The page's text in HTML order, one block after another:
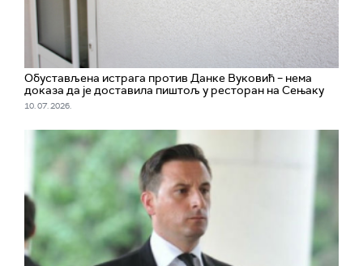
Обустављена истрага против Данке Вуковић – нема
доказа да је доставила пиштољ у ресторан на Сењаку
10. 07. 2026.